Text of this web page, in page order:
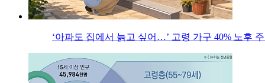
‘아파도 집에서 늙고 싶어…’ 고령 가구 40% 노후